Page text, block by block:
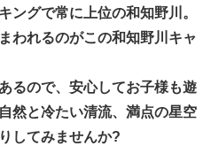
ングで常に上位の和知野川。
われるのがこの和知野川キャ
るので、安心してお子様も遊
然と冷たい清流、満点の星空
してみませんか?